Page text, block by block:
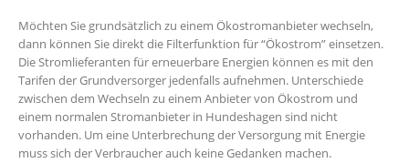
Möchten Sie grundsätzlich zu einem Ökostromanbieter wechseln,
dann können Sie direkt die Filterfunktion für “Ökostrom” einsetzen.
Die Stromlieferanten für erneuerbare Energien können es mit den
Tarifen der Grundversorger jedenfalls aufnehmen. Unterschiede
zwischen dem Wechseln zu einem Anbieter von Ökostrom und
einem normalen Stromanbieter in Hundeshagen sind nicht
vorhanden. Um eine Unterbrechung der Versorgung mit Energie
muss sich der Verbraucher auch keine Gedanken machen.